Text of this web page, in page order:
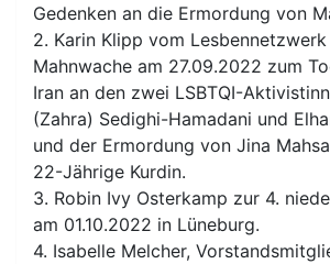
Gedenken an die Ermordung von
2. Karin Klipp vom
Mahnwache am 27.09.2022 zum
Iran an den zwei LSBTQI-
(Zahra) Sedighi-Hamadani und
und der Ermordung von Jina
22-Jährige Kurdin.
3. Robin Ivy Osterkamp zur 4.
am 01.10.2022 in Lüneburg.
4. Isabelle Melcher,